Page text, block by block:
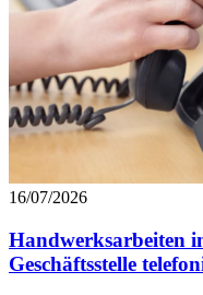
Footer aufgerufen und
16/07/2026
Handwerksarbeiten
Geschäftsstelle